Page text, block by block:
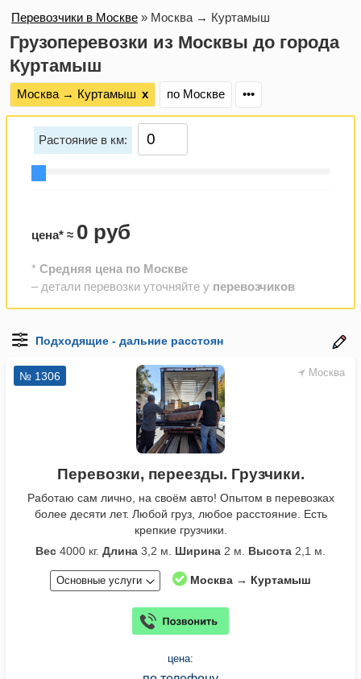
Перевозчики в Москве » Москва → Куртамыш
Грузоперевозки из Москвы до города
Куртамыш
Москва → Куртамыш х по Москве •••
Растояние в км:
цена* ≈ 0 руб
* Средняя цена по Москве
– детали перевозки уточняйте у перевозчиков
Москва
№ 1306
Перевозки, переезды. Грузчики.
Работаю сам лично, на своём авто! Опытом в перевозках
более десяти лет. Любой груз, любое расстояние. Есть
крепкие грузчики.
Вес 4000 кг. Длина 3,2 м. Ширина 2 м. Высота 2,1 м.
Основные услуги Москва → Куртамыш
цена: